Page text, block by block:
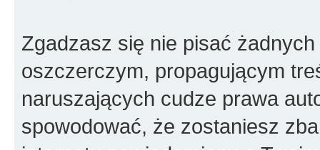
Zgadzasz się nie pisać
oszczerczym, propagującym
naruszających cudze prawa
spowodować, że zostaniesz